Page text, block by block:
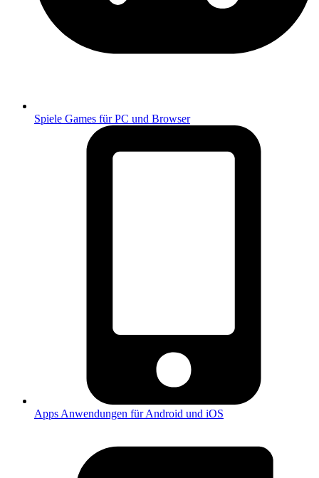
Spiele Games für PC und Browser
Apps Anwendungen für Android und iOS